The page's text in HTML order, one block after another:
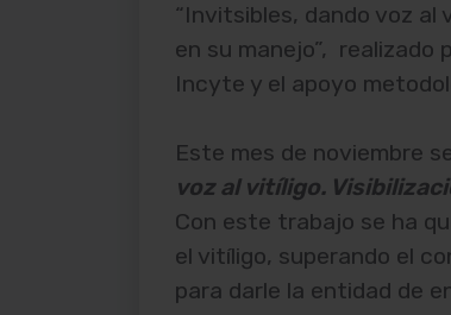
“Invitsibles, dando voz al
en su manejo”, realizado
Incyte y el apoyo
Este mes de noviembre
voz al vitíligo.
Con este trabajo se ha
el vitíligo, superando el
para darle la entidad de